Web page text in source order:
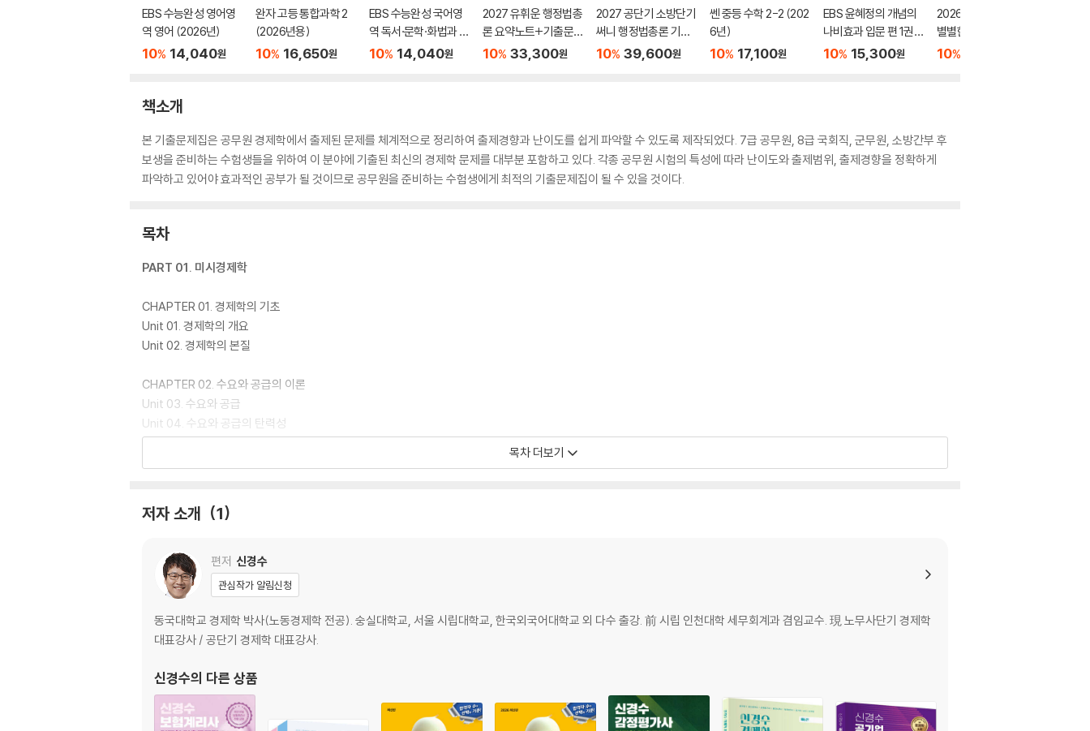
EBS 수능완성 영어영
역 영어 (2026년)
10% 14,040원
완자 고등 통합과학 2
(2026년용)
10% 16,650원
EBS 수능완성 국어영
역 독서·문학·화법과 작
문 (2026년)
10% 14,040원
2027 유휘운 행정법총
론 요약노트+기출문제
(요.플.)
10% 33,300원
2027 공단기 소방단기
써니 행정법총론 기본
서
10% 39,600원
쎈 중등 수학 2-2 (202
6년)
10% 17,100원
EBS 윤혜정의 개념의
나비효과 입문 편 1권
문학 (2026년용)
10% 15,300원
2026 큰별쌤 최태성의
별별한국사 한국사능
력검정시험 심화(1,2,3
10%
책소개
본 기출문제집은 공무원 경제학에서 출제된 문제를 체계적으로 정리하여 출제경향과 난이도를 쉽게 파악할 수 있도록 제작되었다. 7급 공무원, 8급 국회직, 군무원, 소방간부 후
보생을 준비하는 수험생들을 위하여 이 분야에 기출된 최신의 경제학 문제를 대부분 포함하고 있다. 각종 공무원 시험의 특성에 따라 난이도와 출제범위, 출제경향을 정확하게
파악하고 있어야 효과적인 공부가 될 것이므로 공무원을 준비하는 수험생에게 최적의 기출문제집이 될 수 있을 것이다.
목차
PART 01. 미시경제학
CHAPTER 01. 경제학의 기초
Unit 01. 경제학의 개요
Unit 02. 경제학의 본질
CHAPTER 02. 수요와 공급의 이론
Unit 03. 수요와 공급
Unit 04. 수요와 공급의 탄력성
Unit 05. 수요?공급이론의 응용
Unit 07. 무차별곡선이론
Unit 09. 소비자이론의 응용
Unit 10. 기대효용이론
CHAPTER 04. 생산자이론
Unit 11. 생산함수이론
Unit 13. 생산물시장의 이윤극대화
CHAPTER 05. 생산물시장이론
목차 더보기
저자 소개 1
편저 신경수
관심작가 알림신청
동국대학교 경제학 박사(노동경제학 전공). 숭실대학교, 서울 시립대학교, 한국외국어대학교 외 다수 출강. 前 시립 인천대학 세무회계과 겸임교수. 現 노무사단기 경제학
대표강사 / 공단기 경제학 대표강사.
신경수의 다른 상품